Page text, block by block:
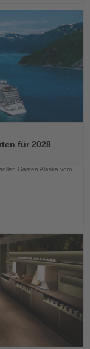
für 2028
Gästen Alaska vom